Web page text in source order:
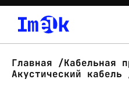
О
Главная
Кабельная
Акустический кабель